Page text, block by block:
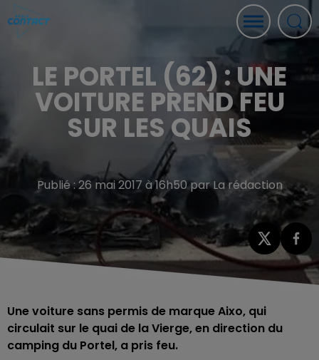
LE PORTEL (62) : UNE
VOITURE PREND FEU
SUR LES QUAIS
Publié : 26 mai 2017 à 16h50 par La rédaction
Une voiture sans permis de marque Aixo, qui
circulait sur le quai de la Vierge, en direction du
camping du Portel, a pris feu.